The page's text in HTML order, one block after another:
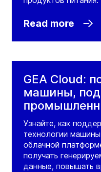
Read more
GEA Cloud:
машины,
Узнайте, как
технологии
облачной
получать
данные, повышать